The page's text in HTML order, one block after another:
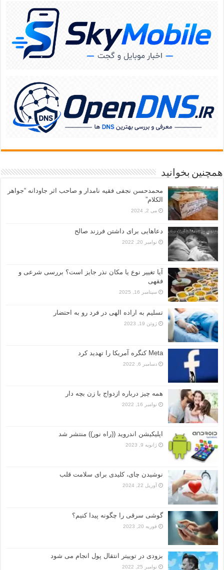
همچنین بخوانید
محمدحسن نجفی فقیه نامدار و صاحب اثر جاودانه “جواهر
الکلام”
می 2, 2024
دعاهایی برای داشتن فرزند صالح
نوامبر 20, 2022
آیا تغییر نوع یا مکان نذر جایز است؟ بررسی شرعی و
فقهی
سپتامبر 16, 2025
تسلیم به اراده الهی در فرد رو به احتضار
ژوئن 19, 2023
Meta کنگره آمریکا را تهدید کرد
دسامبر 6, 2022
همه چیز درباره ازدواج با زن بچه دار
نوامبر 16, 2022
اپلیکیشن اندروید ((راه نور)) منتشر شد
ژانویه 9, 2023
نوشیدن چای، کلیدی برای سلامت قلب
آوریل 22, 2024
گوشی سرقی را چگونه پیدا کنیم؟
فوریه 20, 2023
بزودی در توییتر انتقال پول انجام می شود
نوامبر 25, 2022